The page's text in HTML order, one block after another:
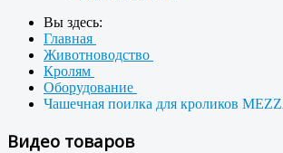
Вы здесь:
Главная
Животноводство
Кролям
Оборудование
Чашечная поилка для кроликов
Видео товаров